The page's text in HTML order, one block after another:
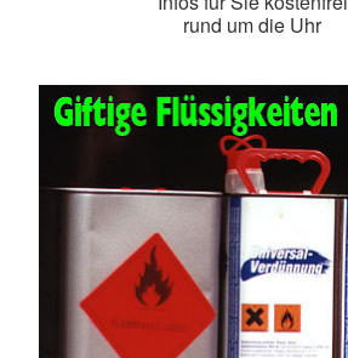
rund um die Uhr